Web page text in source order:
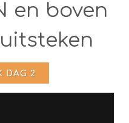
en boven
DAG 2